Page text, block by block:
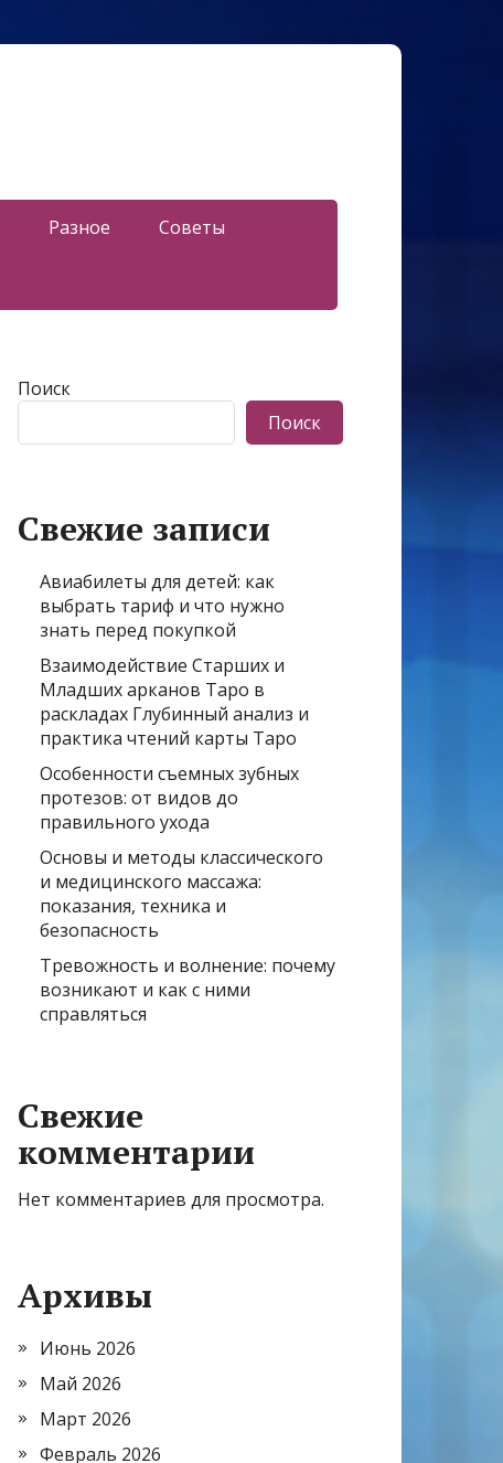
Разное Советы
Поиск
Поиск
Свежие записи
Авиабилеты для детей: как
выбрать тариф и что нужно
знать перед покупкой
Взаимодействие Старших и
Младших арканов Таро в
раскладах Глубинный анализ и
практика чтений карты Таро
Особенности съемных зубных
протезов: от видов до
правильного ухода
Основы и методы классического
и медицинского массажа:
показания, техника и
безопасность
Тревожность и волнение: почему
возникают и как с ними
справляться
Свежие
комментарии
Нет комментариев для просмотра.
Архивы
Июнь 2026
Май 2026
Март 2026
Февраль 2026